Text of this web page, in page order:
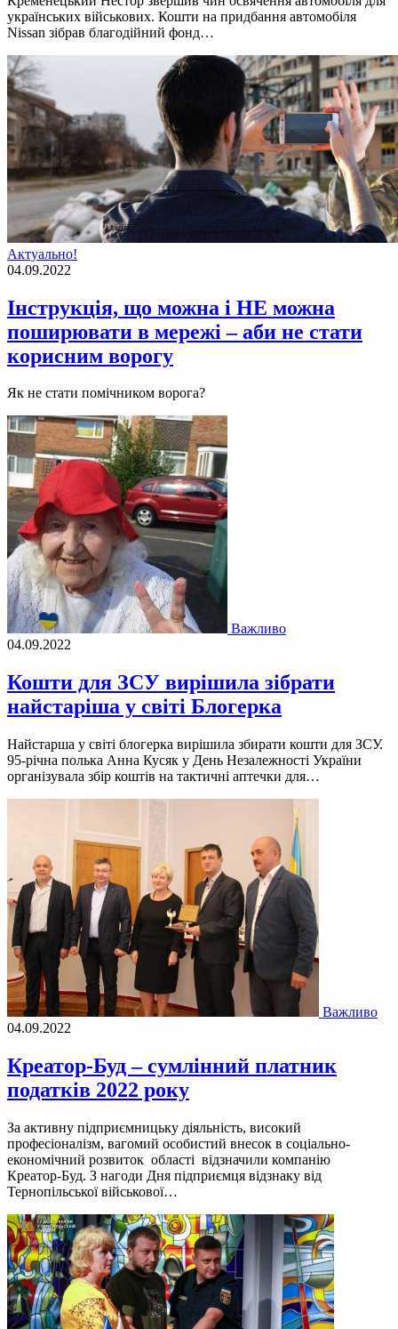
українських вiйськових. Кошти на придбання автомобiля
Nissan зiбрав благодiйний фонд…
Актуально!
04.09.2022
Інструкція, що можна і НЕ можна
поширювати в мережі – аби не стати
корисним ворогу
Як не стати помічником ворога?
Важливо
04.09.2022
Кошти для ЗСУ вирішила зібрати
найстаріша у світі Блогерка
Найстарша у свiтi блогерка вирiшила збирати кошти для ЗСУ.
95-рiчна полька Анна Кусяк у День Незалежностi України
органiзувала збiр коштiв на тактичнi аптечки для…
Важливо
04.09.2022
Креатор-Буд – сумлінний платник
податків 2022 року
За активну підприємницьку діяльність, високий
професіоналізм, вагомий особистий внесок в соціально-
економічний розвиток області відзначили компанію
Креатор-Буд. З нагоди Дня підприємця відзнаку від
Тернопільської військової…